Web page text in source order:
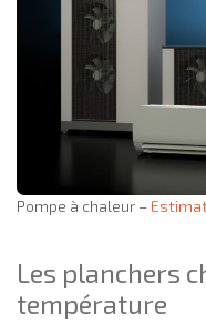
Pompe à chaleur –
Les planchers
température